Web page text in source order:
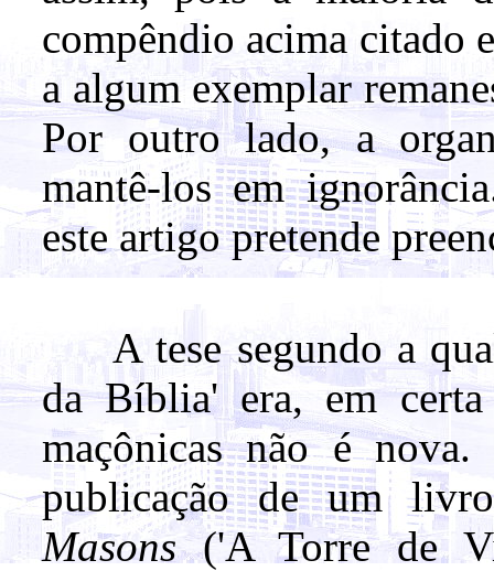
compêndio acima citado
a algum exemplar
Por outro lado, a
mantê-los em
este artigo pretende
A tese segundo a
da Bíblia' era, em certa
maçônicas não é
publicação de um
Masons('A Torre de